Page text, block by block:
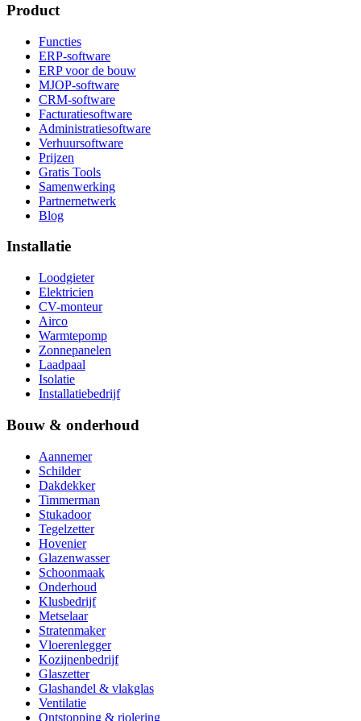
Product
Functies
ERP-software
ERP voor de bouw
MJOP-software
CRM-software
Facturatiesoftware
Administratiesoftware
Verhuursoftware
Prijzen
Gratis Tools
Samenwerking
Partnernetwerk
Blog
Installatie
Loodgieter
Elektricien
CV-monteur
Airco
Warmtepomp
Zonnepanelen
Laadpaal
Isolatie
Installatiebedrijf
Bouw & onderhoud
Aannemer
Schilder
Dakdekker
Timmerman
Stukadoor
Tegelzetter
Hovenier
Glazenwasser
Schoonmaak
Onderhoud
Klusbedrijf
Metselaar
Stratenmaker
Vloerenlegger
Kozijnenbedrijf
Glaszetter
Glashandel & vlakglas
Ventilatie
Ontstopping & riolering